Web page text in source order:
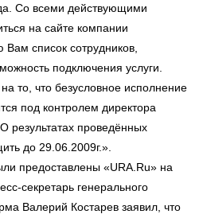
Со всеми действующими
на сайте компании
список сотрудников,
подключения услуги.
то, что безусловное исполнение
под контролем директора
проведённых
до 29.06.2009г.».
предоставлены «URA.Ru» на
секретарь генерального
Валерий Костарев заявил, что